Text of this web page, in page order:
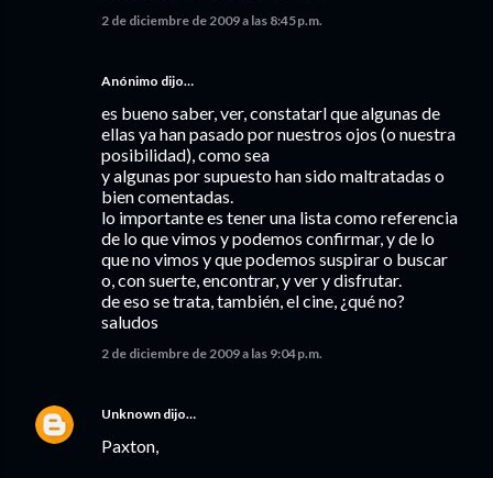
2 de diciembre de 2009 a las 8:45 p.m.
Anónimo dijo…
es bueno saber, ver, constatarl que algunas de
ellas ya han pasado por nuestros ojos (o nuestra
posibilidad), como sea
y algunas por supuesto han sido maltratadas o
bien comentadas.
lo importante es tener una lista como referencia
de lo que vimos y podemos confirmar, y de lo
que no vimos y que podemos suspirar o buscar
o, con suerte, encontrar, y ver y disfrutar.
de eso se trata, también, el cine, ¿qué no?
saludos
2 de diciembre de 2009 a las 9:04 p.m.
Unknown dijo…
Paxton,